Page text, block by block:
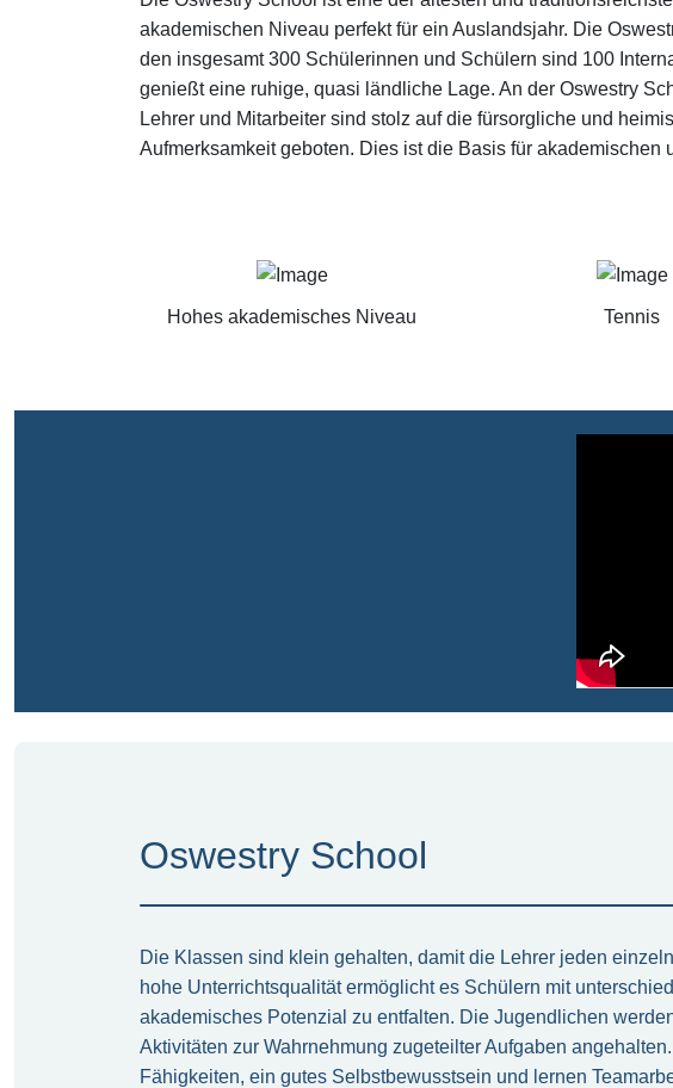
akademischen Niveau perfekt für ein Auslandsjahr. Die
den insgesamt 300 Schülerinnen und Schülern sind 100
genießt eine ruhige, quasi ländliche Lage. An der Oswestry
Lehrer und Mitarbeiter sind stolz auf die fürsorgliche und
Aufmerksamkeit geboten. Dies ist die Basis für akademischen
Hohes akademisches Niveau Tennis
Oswestry School
Die Klassen sind klein gehalten, damit die Lehrer jeden
hohe Unterrichtsqualität ermöglicht es Schülern mit
akademisches Potenzial zu entfalten. Die Jugendlichen
Aktivitäten zur Wahrnehmung zugeteilter Aufgaben
Fähigkeiten, ein gutes Selbstbewusstsein und lernen